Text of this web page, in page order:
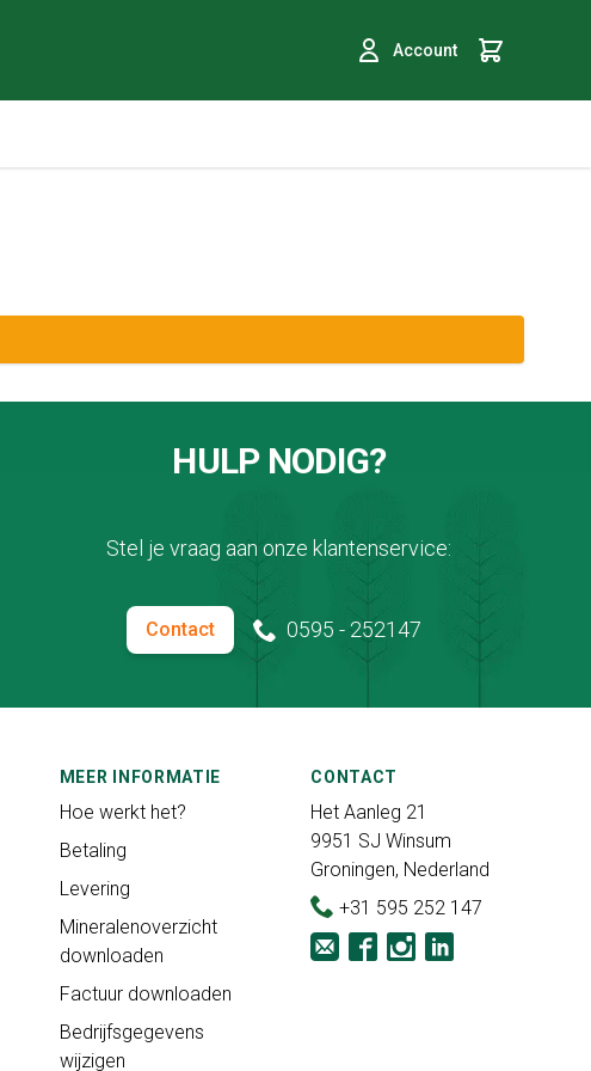
Account
Winkelmand
HULP NODIG?
Stel je vraag aan onze klantenservice:
Contact 0595 - 252147
MEER INFORMATIE
Hoe werkt het?
Betaling
Levering
Mineralenoverzicht
downloaden
Factuur downloaden
Bedrijfsgegevens
wijzigen
CONTACT
Het Aanleg 21
9951 SJ Winsum
Groningen, Nederland
+31 595 252 147